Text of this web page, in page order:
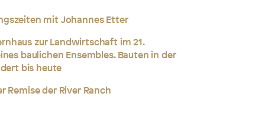
mit Johannes Etter
zur Landwirtschaft im 21.
baulichen Ensembles.Bauten in der
bis heute
Remise der River Ranch